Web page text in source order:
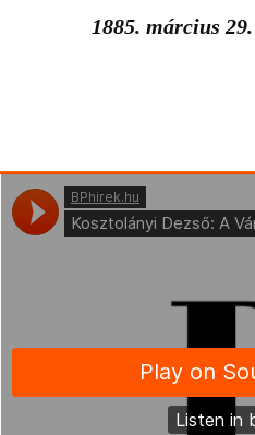
1885. március